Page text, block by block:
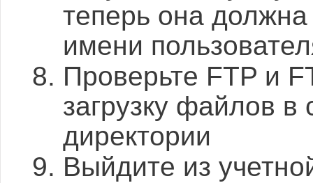
теперь она
имени
Проверьте FTP и
загрузку файлов в
директории
Выйдите из